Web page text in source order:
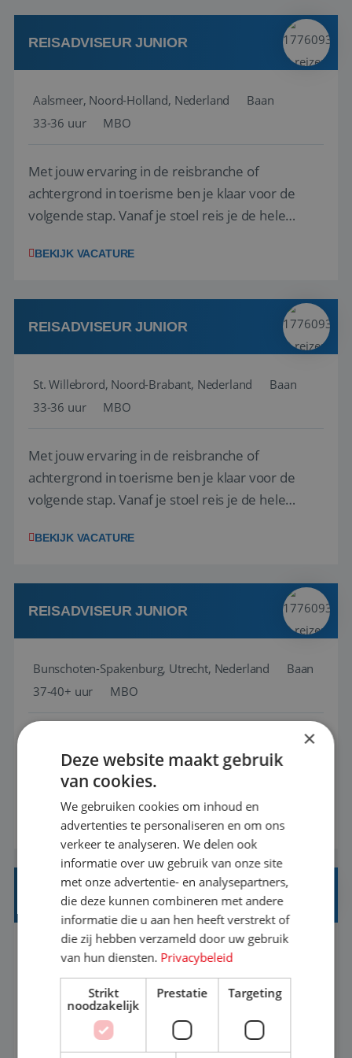
werken: of het nu gaat om vragen ...
REISADVISEUR JUNIOR
Aalsmeer, Noord-Holland, Nederland
Baan
33-36 uur
MBO
Met jouw ervaring in de reisbranche of
achtergrond in toerisme ben je klaar voor de
volgende stap. Vanaf je stoel reis je de hele
wensen van je team, je klant en wat er in de
klanten te overtuigen om die droomreis te
boeken! ...
BEKIJK VACATURE
REISADVISEUR JUNIOR
St. Willebrord, Noord-Brabant, Nederland
Baan
33-36 uur
MBO
Met jouw ervaring in de reisbranche of
achtergrond in toerisme ben je klaar voor de
volgende stap. Vanaf je stoel reis je de hele
wensen van je team, je klant en wat er in de
klanten te overtuigen om die droomreis te
boeken! ...
BEKIJK VACATURE
REISADVISEUR JUNIOR
Bunschoten-Spakenburg, Utrecht, Nederland
Baan
37-40+ uur
MBO
achtergrond in toerisme ben je klaar voor de
volgende stap. Vanaf je stoel reis je de hele
wereld over en speel je moeiteloos in op de
wensen van je team, je klant en wat er in de
reiswereld gebeurt. Met je enthousiasme weet je
klanten te overtuigen om die droomreis te
boeken! ...
BEKIJK VACATURE
REISADVISEUR ALLROUND
Aalsmeer, Noord-Holland, Nederland
33-36 uur
MBO
Een vakantie plannen is het leukste dat er is. Of
het nu voor jezelf is, of voor een ander: jij vindt
×
Deze website maakt gebruik
van cookies.
We gebruiken cookies om inhoud en
advertenties te personaliseren en om ons
verkeer te analyseren. We delen ook
informatie over uw gebruik van onze site
met onze advertentie- en analysepartners,
die deze kunnen combineren met andere
informatie die u aan hen heeft verstrekt of
die zij hebben verzameld door uw gebruik
van hun diensten. Privacybeleid
Strikt
noodzakelijk
Prestatie Targeting